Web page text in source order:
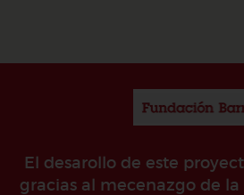
El desarollo de este
gracias al mecenazgo de